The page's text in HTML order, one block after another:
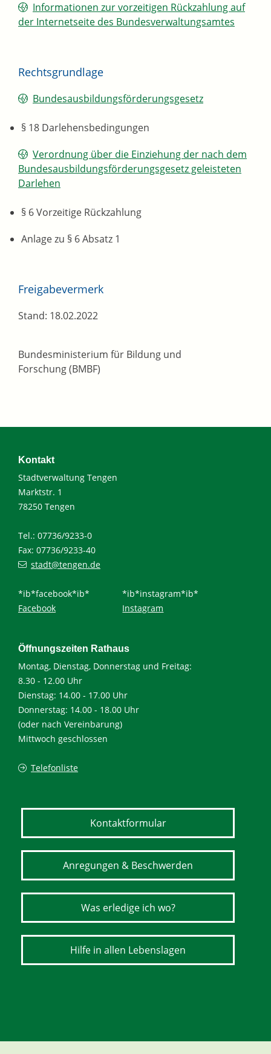
Informationen zur vorzeitigen Rückzahlung auf
der Internetseite des Bundesverwaltungsamtes
Rechtsgrundlage
Bundesausbildungsförderungsgesetz
§ 18 Darlehensbedingungen
Verordnung über die Einziehung der nach dem
Bundesausbildungsförderungsgesetz geleisteten
Darlehen
§ 6 Vorzeitige Rückzahlung
Anlage zu § 6 Absatz 1
Freigabevermerk
Stand: 18.02.2022
Bundesministerium für Bildung und
Forschung (BMBF)
Kontakt
Stadtverwaltung Tengen
Marktstr. 1
78250 Tengen
Tel.: 07736/9233-0
Fax: 07736/9233-40
stadt@tengen.de
*ib*facebook*ib*
Facebook
*ib*instagram*ib*
Instagram
Öffnungszeiten Rathaus
Montag, Dienstag, Donnerstag und Freitag:
8.30 - 12.00 Uhr
Dienstag: 14.00 - 17.00 Uhr
Donnerstag: 14.00 - 18.00 Uhr
(oder nach Vereinbarung)
Mittwoch geschlossen
Telefonliste
Kontaktformular
Anregungen & Beschwerden
Was erledige ich wo?
Hilfe in allen Lebenslagen